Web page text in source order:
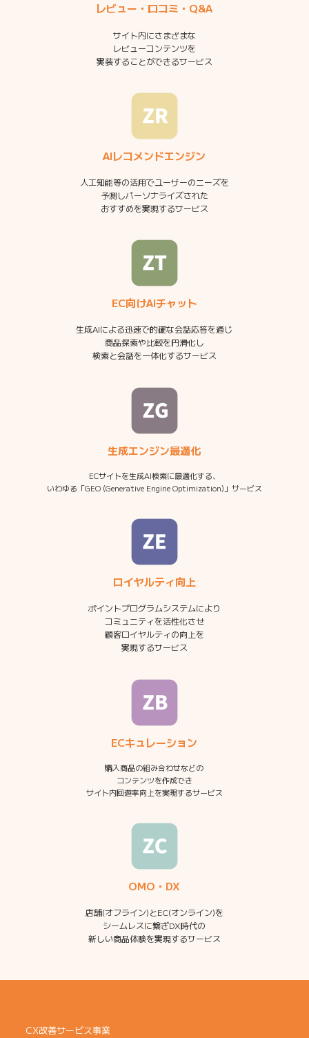
レビュー・口コミ・Q&A
サイト内にさまざまな
レビューコンテンツを
実装することができるサービス
AIレコメンドエンジン
人工知能等の活用でユーザーのニーズを
予測しパーソナライズされた
おすすめを実現するサービス
EC向けAIチャット
生成AIによる迅速で的確な会話応答を通じ
商品探索や比較を円滑化し
検索と会話を一体化するサービス
生成エンジン最適化
ECサイトを生成AI検索に最適化する、
いわゆる「GEO (Generative Engine Optimization)」サービス
ロイヤルティ向上
ポイントプログラムシステムにより
コミュニティを活性化させ
顧客ロイヤルティの向上を
実現するサービス
ECキュレーション
購入商品の組み合わせなどの
コンテンツを作成でき
サイト内回遊率向上を実現するサービス
OMO・DX
店舗(オフライン)とEC(オンライン)を
シームレスに繋ぎDX時代の
新しい商品体験を実現するサービス
CX改善サービス事業